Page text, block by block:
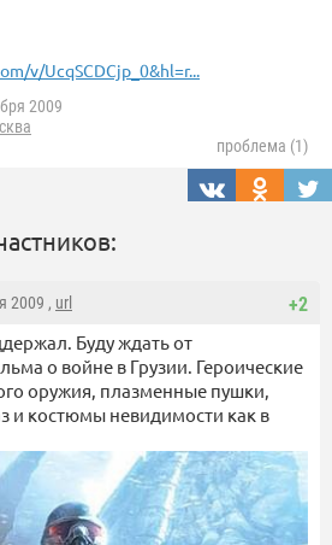
v/UcqSCDCjp_0&hl=r...
2009
проблема (1)
+2
2009 , url
Буду ждать от
о войне в Грузии. Героические
оружия, плазменные пушки,
и костюмы невидимости как в